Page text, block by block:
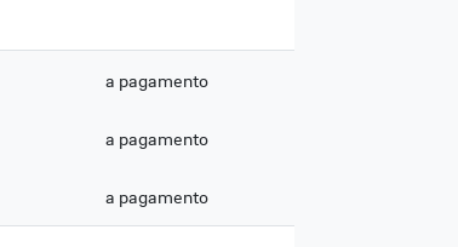
a pagamento
a pagamento
a pagamento